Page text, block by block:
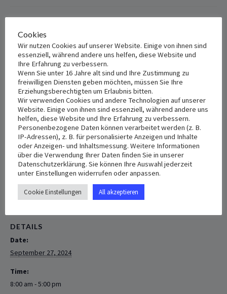
Landshut
September 27, 2024 8:00 am-5:00 pm
Göttliche ‎‎‎‎Liturgie in St. ‎Nikola –Landshut
Am Sonntag den 29.09.2024‎‏‎ um 12:‎‏‎00 Uhr. ‎Göttliche Liturgie
in: St. ‎Nikola – Nikolastr.41- ‎‎‎‎‎‎ ‎‎‎‎‎‎84034 Landshut‎‏.‏
+ Add to Google Calendar + Add to iCalendar
DETAILS
Date:
September 27, 2024
Time:
8:00 am - 5:00 pm
Cookies
Wir nutzen Cookies auf unserer Website. Einige von ihnen sind
essenziell, während andere uns helfen, diese Website und
Ihre Erfahrung zu verbessern.
Wenn Sie unter 16 Jahre alt sind und Ihre Zustimmung zu
freiwilligen Diensten geben möchten, müssen Sie Ihre
Erziehungsberechtigten um Erlaubnis bitten.
Wir verwenden Cookies und andere Technologien auf unserer
Website. Einige von ihnen sind essenziell, während andere uns
helfen, diese Website und Ihre Erfahrung zu verbessern.
Personenbezogene Daten können verarbeitet werden (z. B.
IP-Adressen), z. B. für personalisierte Anzeigen und Inhalte
oder Anzeigen- und Inhaltsmessung. Weitere Informationen
über die Verwendung Ihrer Daten finden Sie in unserer
Datenschutzerklärung. Sie können Ihre Auswahl jederzeit
unter Einstellungen widerrufen oder anpassen.
Cookie Einstellungen All akzeptieren